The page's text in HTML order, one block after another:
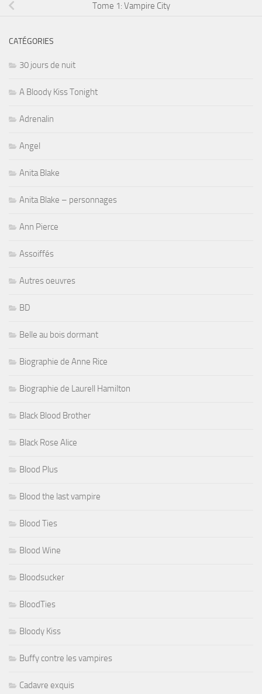
Tome 1: Vampire City
CATÉGORIES
30 jours de nuit
A Bloody Kiss Tonight
Adrenalin
Angel
Anita Blake
Anita Blake – personnages
Ann Pierce
Assoiffés
Autres oeuvres
BD
Belle au bois dormant
Biographie de Anne Rice
Biographie de Laurell Hamilton
Black Blood Brother
Black Rose Alice
Blood Plus
Blood the last vampire
Blood Ties
Blood Wine
Bloodsucker
BloodTies
Bloody Kiss
Buffy contre les vampires
Cadavre exquis